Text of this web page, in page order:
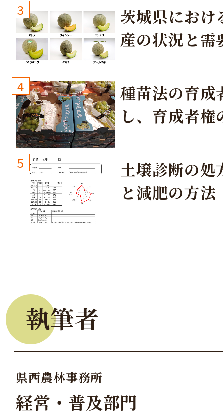
3
茨城県におけ
産の状況と需
4
種苗法の育成
し、育成者権
しょう！
5
土壌診断の処
と減肥の方法
執筆者
県西農林事務所
経営・普及部門